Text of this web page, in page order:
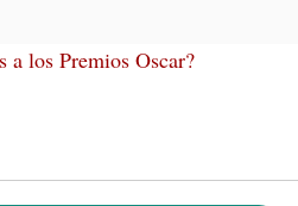
a los Premios Oscar?